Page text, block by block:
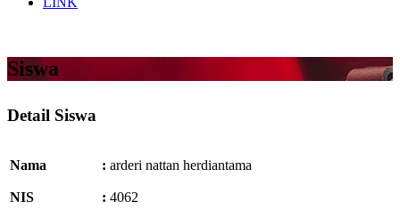
Siswa
Detail Siswa
Nama : arderi nattan herdiantama
NIS : 4062